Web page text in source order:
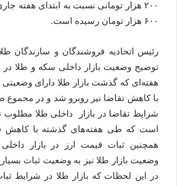
۲۰۰ هزار تومانی نسبت به ابتدای هفته
۶۰۰ هزار تومان رسیده است.
رئیس اتحادیه فروشندگان و سازندگان
توضیح وضعیت بازار داخلی سکه و طلا
هفته‌ای که گذشت بازار طلا دارای وضعیتی
با کاهش تقاضا نیز روبرو شد و در
شرایط تقاضا در بازار داخلی طلا مطلوب
است که طی هفته‌های گذشته با کاهش
همچنین ثبات قیمت ارز در بازار
وضعیت بازار طلا نیز به وضعیت ثبات
در این لحظات که بازار طلا در شرایط